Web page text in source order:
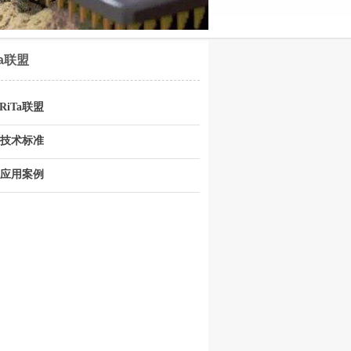
联盟
联盟
术标准
用案例